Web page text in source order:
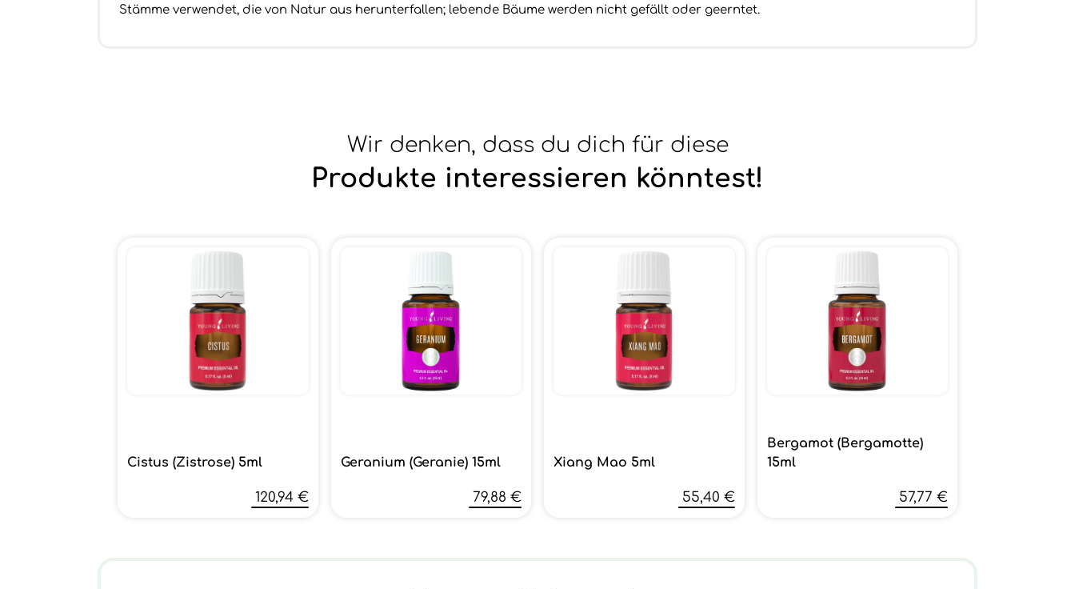
Stämme verwendet, die von Natur aus herunterfallen; lebende Bäume werden nicht gefällt oder geerntet.
Wir denken, dass du dich für diese
Produkte interessieren könntest!
Cistus (Zistrose) 5ml
120,94 €
Geranium (Geranie) 15ml
79,88 €
Xiang Mao 5ml
55,40 €
Bergamot (Bergamotte)
15ml
57,77 €